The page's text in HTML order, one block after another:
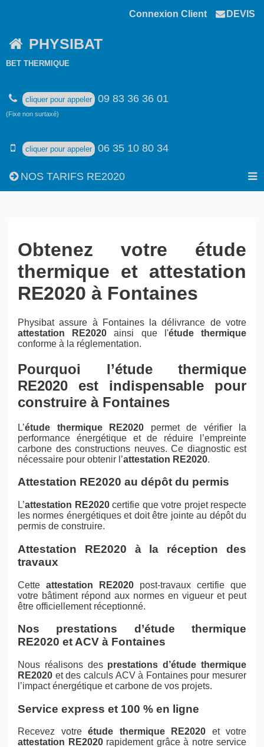
Connexion Client DEVIS
PHYSIBAT
BET THERMIQUE
cliquer pour appeler 09 83 36 36 01
(Fixe non surtaxé)
cliquer pour appeler 06 35 10 80 34
NOS TARIFS RE2020
Obtenez votre étude
thermique et attestation
RE2020 à Fontaines
Physibat assure à Fontaines la délivrance de votre
attestation RE2020 ainsi que l'étude thermique
conforme à la réglementation.
Pourquoi l’étude thermique
RE2020 est indispensable pour
construire à Fontaines
L’étude thermique RE2020 permet de vérifier la
performance énergétique et de réduire l’empreinte
carbone des constructions neuves. Ce diagnostic est
nécessaire pour obtenir l’attestation RE2020.
Attestation RE2020 au dépôt du permis
L’attestation RE2020certifie que votre projet respecte
les normes énergétiques et doit être jointe au dépôt du
permis de construire.
Attestation RE2020 à la réception des
travaux
Cette attestation RE2020 post-travaux certifie que
votre bâtiment répond aux normes en vigueur et peut
être officiellement réceptionné.
Nos prestations d’étude thermique
RE2020 et ACV à Fontaines
Nous réalisons des prestations d’étude thermique
RE2020 et des calculs ACV à Fontaines pour mesurer
l’impact énergétique et carbone de vos projets.
Service express et 100 % en ligne
Recevez votre étude thermique RE2020 et votre
attestation RE2020rapidement grâce à notre service